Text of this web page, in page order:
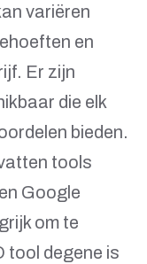
variëren
en
Er zijn
die elk
bieden.
tools
Google
om te
tool degene is